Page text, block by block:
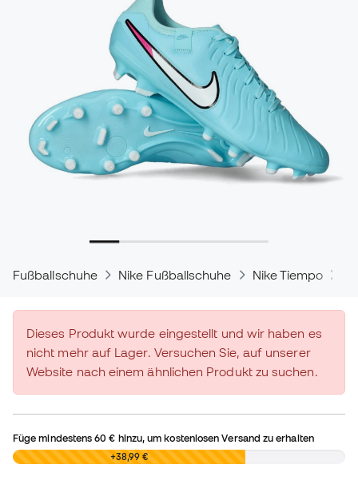
Fußballschuhe Nike Fußballschuhe Nike Tiempo
Dieses Produkt wurde eingestellt und wir haben es
nicht mehr auf Lager. Versuchen Sie, auf unserer
Website nach einem ähnlichen Produkt zu suchen.
Füge mindestens60 € hinzu, um kostenlosen Versand zu erhalten
0,00 € +38,99 €